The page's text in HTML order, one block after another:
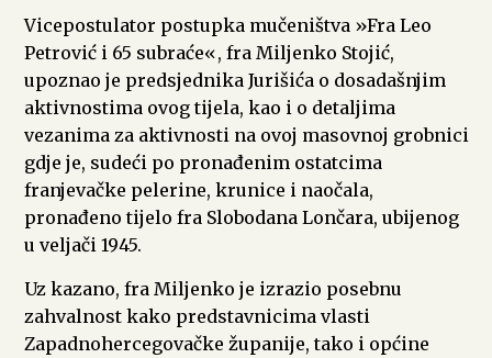
Vicepostulator postupka mučeništva »Fra Leo
Petrović i 65 subraće«, fra Miljenko Stojić,
upoznao je predsjednika Jurišića o dosadašnjim
aktivnostima ovog tijela, kao i o detaljima
vezanima za aktivnosti na ovoj masovnoj grobnici
gdje je, sudeći po pronađenim ostatcima
franjevačke pelerine, krunice i naočala,
pronađeno tijelo fra Slobodana Lončara, ubijenog
u veljači 1945.
Uz kazano, fra Miljenko je izrazio posebnu
zahvalnost kako predstavnicima vlasti
Zapadnohercegovačke županije, tako i općine